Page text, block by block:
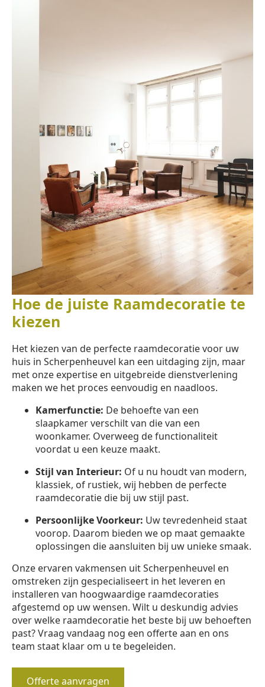
Hoe de juiste Raamdecoratie te
kiezen
Het kiezen van de perfecte raamdecoratie voor uw
huis in Scherpenheuvel kan een uitdaging zijn, maar
met onze expertise en uitgebreide dienstverlening
maken we het proces eenvoudig en naadloos.
Kamerfunctie: De behoefte van een
slaapkamer verschilt van die van een
woonkamer. Overweeg de functionaliteit
voordat u een keuze maakt.
Stijl van Interieur: Of u nu houdt van modern,
klassiek, of rustiek, wij hebben de perfecte
raamdecoratie die bij uw stijl past.
Persoonlijke Voorkeur: Uw tevredenheid staat
voorop. Daarom bieden we op maat gemaakte
oplossingen die aansluiten bij uw unieke smaak.
Onze ervaren vakmensen uit Scherpenheuvel en
omstreken zijn gespecialiseert in het leveren en
installeren van hoogwaardige raamdecoraties
afgestemd op uw wensen. Wilt u deskundig advies
over welke raamdecoratie het beste bij uw behoeften
past? Vraag vandaag nog een offerte aan en ons
team staat klaar om u te begeleiden.
Offerte aanvragen